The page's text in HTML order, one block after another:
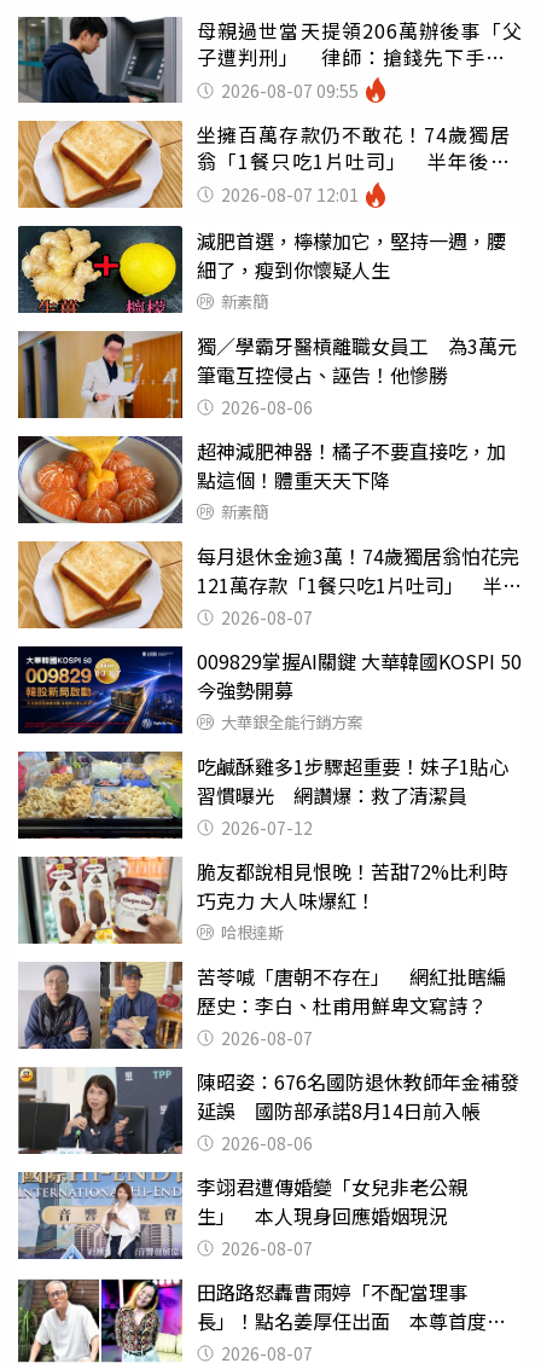
母親過世當天提領206萬辦後事「父
子遭判刑」 律師：搶錢先下手是
罪 2026-08-07 09:55
坐擁百萬存款仍不敢花！74歲獨居
翁「1餐只吃1片吐司」 半年後暴
瘦嚇壞女兒
2026-08-07 12:01
減肥首選，檸檬加它，堅持一週，腰
細了，瘦到你懷疑人生
新素簡
獨／學霸牙醫槓離職女員工 為3萬元
筆電互控侵占、誣告！他慘勝
2026-08-06
超神減肥神器！橘子不要直接吃，加
點這個！體重天天下降
新素簡
每月退休金逾3萬！74歲獨居翁怕花完
121萬存款「1餐只吃1片吐司」 半年
後暴瘦嚇壞女兒
2026-08-07
009829掌握AI關鍵 大華韓國KOSPI 50
今強勢開募
大華銀全能行銷方案
吃鹹酥雞多1步驟超重要！妹子1貼心
習慣曝光 網讚爆：救了清潔員
2026-07-12
脆友都說相見恨晚！苦甜72%比利時
巧克力 大人味爆紅！
哈根達斯
苦苓喊「唐朝不存在」 網紅批瞎編
歷史：李白、杜甫用鮮卑文寫詩？
2026-08-07
陳昭姿：676名國防退休教師年金補發
延誤 國防部承諾8月14日前入帳
2026-08-06
李翊君遭傳婚變「女兒非老公親
生」 本人現身回應婚姻現況
2026-08-07
田路路怒轟曹雨婷「不配當理事
長」！點名姜厚任出面 本尊首度回
應了2026-08-07